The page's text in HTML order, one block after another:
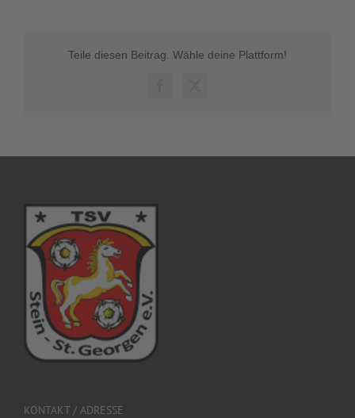
Teile diesen Beitrag. Wähle deine Plattform!
KONTAKT / ADRESSE